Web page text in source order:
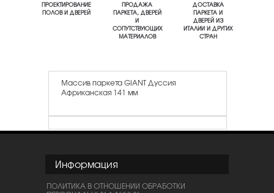
ПРОЕКТИРОВАНИЕ
ПОЛОВ И ДВЕРЕЙ
ПРОДАЖА
ПАРКЕТА, ДВЕРЕЙ
И
СОПУТСТВУЮЩИХ
МАТЕРИАЛОВ
ДОСТАВКА
ПАРКЕТА И
ДВЕРЕЙ ИЗ
ИТАЛИИ И ДРУГИХ
СТРАН
Массив паркета GIANT Дуссия
Африканская 141 мм
Информация
ПОЛИТИКА В ОТНОШЕНИИ ОБРАБОТКИ